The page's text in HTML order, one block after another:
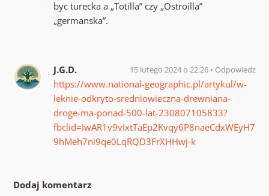
byc turecka a „Totilla” czy „Ostroilla”
„germanska”.
J.G.D. 15 lutego 2024 o 22:26 Odpowiedz
https://www.national-geographic.pl/artykul/w-
leknie-odkryto-sredniowieczna-drewniana-
droge-ma-ponad-500-lat-230807105833?
fbclid=IwAR1v9vIxtTaEp2Kvqy6P8naeCdxWEyH7
9hMeh7ni9qe0LqRQD3FrXHHwj-k
Dodaj komentarz